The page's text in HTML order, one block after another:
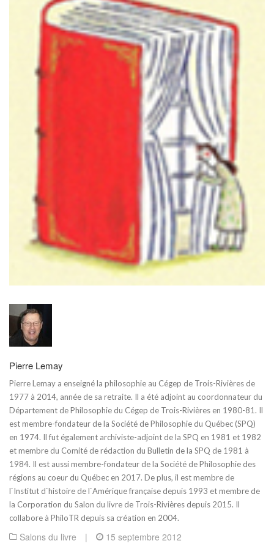
Pierre Lemay
Pierre Lemay a enseigné la philosophie au Cégep de Trois-Rivières de
1977 à 2014, année de sa retraite. Il a été adjoint au coordonnateur du
Département de Philosophie du Cégep de Trois-Rivières en 1980-81. Il
est membre-fondateur de la Société de Philosophie du Québec (SPQ)
en 1974. Il fut également archiviste-adjoint de la SPQ en 1981 et 1982
et membre du Comité de rédaction du Bulletin de la SPQ de 1981 à
1984. Il est aussi membre-fondateur de la Société de Philosophie des
régions au coeur du Québec en 2017. De plus, il est membre de
l`Institut d`histoire de l`Amérique française depuis 1993 et membre de
la Corporation du Salon du livre de Trois-Rivières depuis 2015. Il
collabore à PhiloTR depuis sa création en 2004.
Salons du livre | 15 septembre 2012